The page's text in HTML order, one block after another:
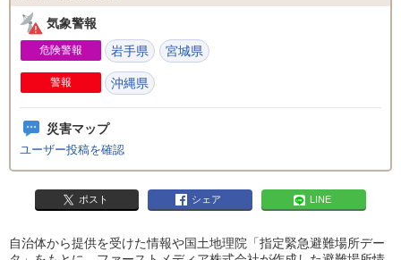
気象警報
危険警報 岩手県 宮城県
警報 沖縄県
災害マップ
ユーザー投稿を確認
ポスト シェア LINE
自治体から提供を受けた情報や国土地理院「指定緊急避難場所デー